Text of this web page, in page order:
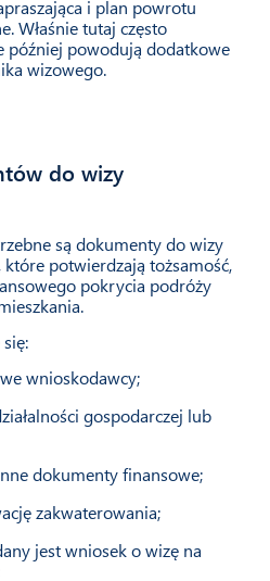
i plan powrotu
Właśnie tutaj często
później powodują dodatkowe
wizowego.
do wizy
są dokumenty do wizy
potwierdzają tożsamość,
pokrycia podróży
wnioskodawcy;
gospodarczej lub
dokumenty finansowe;
zakwaterowania;
jest wniosek o wizę na